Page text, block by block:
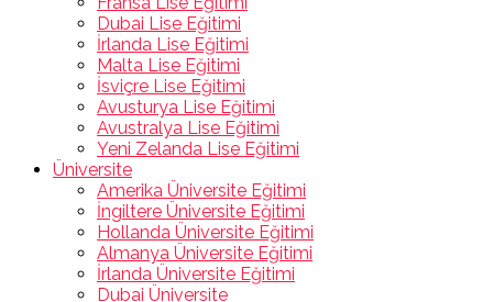
Dubai Lise Eğitimi
İrlanda Lise Eğitimi
Malta Lise Eğitimi
İsviçre Lise Eğitimi
Avusturya Lise Eğitimi
Avustralya Lise Eğitimi
Yeni Zelanda Lise Eğitimi
Üniversite
Amerika Üniversite Eğitimi
İngiltere Üniversite Eğitimi
Hollanda Üniversite Eğitimi
Almanya Üniversite Eğitimi
İrlanda Üniversite Eğitimi
Dubai Üniversite